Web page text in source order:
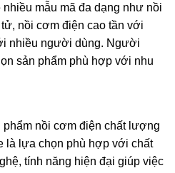
mẫu mã đa dạng như nồi
nồi cơm điện cao tần với
nhiều người dùng. Người
sản phẩm phù hợp với nhu
phẩm nồi cơm điện chất lượng
là lựa chọn phù hợp với chất
tính năng hiện đại giúp việc